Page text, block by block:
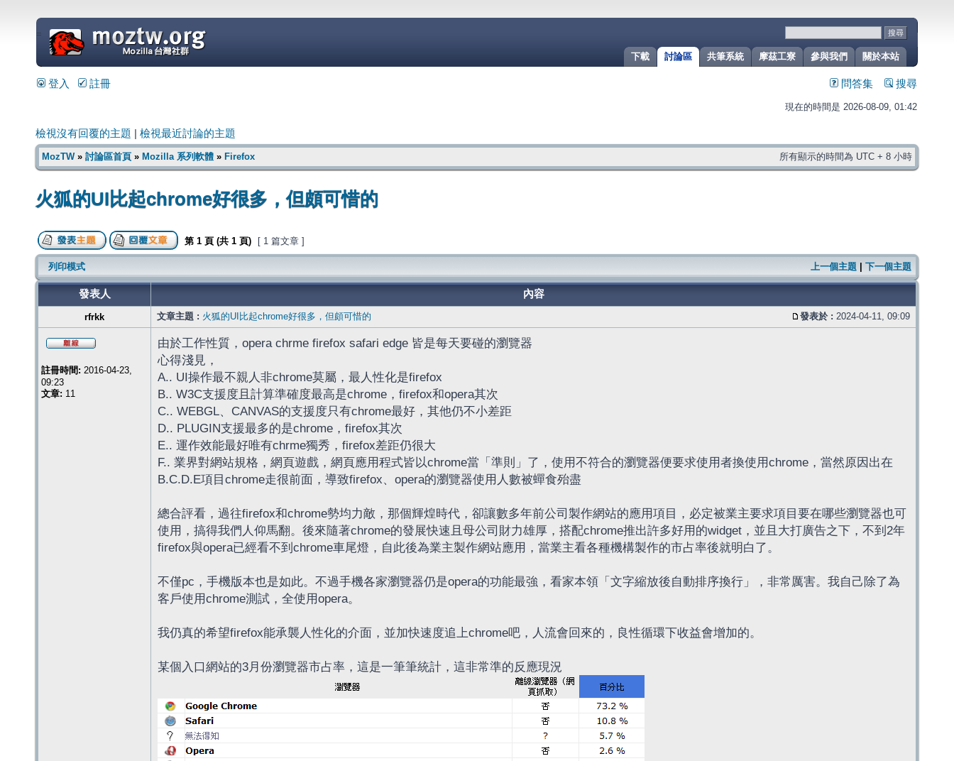
關於本站
參與我們
摩茲工寮
共筆系統
討論區
下載
=
登入 註冊 問答集 搜尋
現在的時間是 2026-08-09, 01:42
檢視沒有回覆的主題 檢視最近討論的主題
MozTW» 討論區首頁 » Mozilla 系列軟體 » Firefox 所有顯示的時間為 UTC + 8 小時
火狐的UI比起chrome好很多，但頗可惜的
第 1 頁 (共 1 頁) [ 1 篇文章 ]
列印模式 上一個主題 下一個主題
發表人 內容
rfrkk 文章主題 : 火狐的UI比起chrome好很多，但頗可惜的 發表於 : 2024-04-11, 09:09
註冊時間: 2016-04-23,
09:23
文章: 11
由於工作性質，opera chrme firefox safari edge 皆是每天要碰的瀏覽器
心得淺見，
A.. UI操作最不親人非chrome莫屬，最人性化是firefox
B.. W3C支援度且計算準確度最高是chrome，firefox和opera其次
C.. WEBGL、CANVAS的支援度只有chrome最好，其他仍不小差距
D.. PLUGIN支援最多的是chrome，firefox其次
E.. 運作效能最好唯有chrme獨秀，firefox差距仍很大
F.. 業界對網站規格，網頁遊戲，網頁應用程式皆以chrome當「準則」了，使用不符合的瀏覽器便要求使用者換使用chrome，當然原因出在
B.C.D.E項目chrome走很前面，導致firefox、opera的瀏覽器使用人數被蟬食殆盡
總合評看，過往firefox和chrome勢均力敵，那個輝煌時代，卻讓數多年前公司製作網站的應用項目，必定被業主要求項目要在哪些瀏覽器也可
使用，搞得我們人仰馬翻。後來隨著chrome的發展快速且母公司財力雄厚，搭配chrome推出許多好用的widget，並且大打廣告之下，不到2年
firefox與opera已經看不到chrome車尾燈，自此後為業主製作網站應用，當業主看各種機構製作的市占率後就明白了。
不僅pc，手機版本也是如此。不過手機各家瀏覽器仍是opera的功能最強，看家本領「文字縮放後自動排序換行」，非常厲害。我自己除了為
客戶使用chrome測試，全使用opera。
我仍真的希望firefox能承襲人性化的介面，並加快速度追上chrome吧，人流會回來的，良性循環下收益會增加的。
某個入口網站的3月份瀏覽器市占率，這是一筆筆統計，這非常準的反應現況